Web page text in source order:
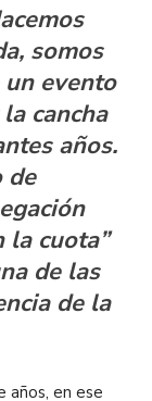
somos
un evento
cancha
años.
de
la cuota”
de las
de la
años, en ese